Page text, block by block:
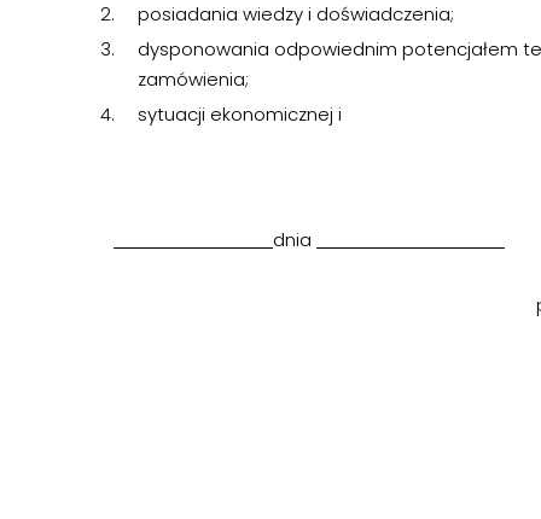
posiadania wiedzy i doświadczenia;
dysponowania odpowiednim potencjałem
zamówienia;
sytuacji ekonomicznej i
dnia